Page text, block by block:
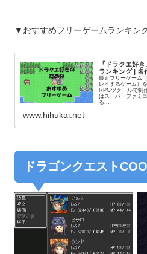
▼おすすめフリーゲームランキン
『ドラクエ好
ランキング | 名
最近フリーゲーム
レイするゲーム）
RPGツクールで制
はスーパーファミ
る...
www.hihukai.net
ドラゴンクエスト